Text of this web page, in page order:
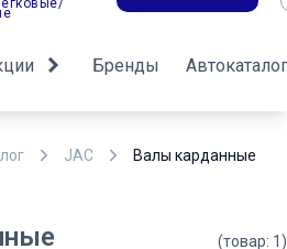
Бренды Автокаталог
JAC Валы карданные
(товар: 1)